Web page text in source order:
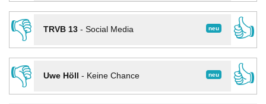
👎
neu
TRVB 13- Social Media
👍
👎
neu
Uwe Höll - Keine Chance
👍